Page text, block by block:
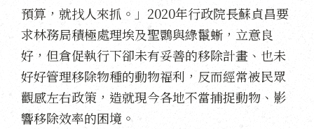
預算，就找人來抓。」2020年行政院長蘇貞昌要
求林務局積極處理埃及聖䴉與綠鬣蜥，立意良
好，但倉促執行下卻未有妥善的移除計畫、也未
好好管理移除物種的動物福利，反而經常被民眾
觀感左右政策，造就現今各地不當捕捉動物、影
響移除效率的困境。